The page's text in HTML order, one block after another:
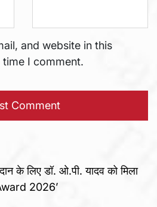
and website in this
I comment.
के लिए डॉ. ओ.पी. यादव को मिला
2026’